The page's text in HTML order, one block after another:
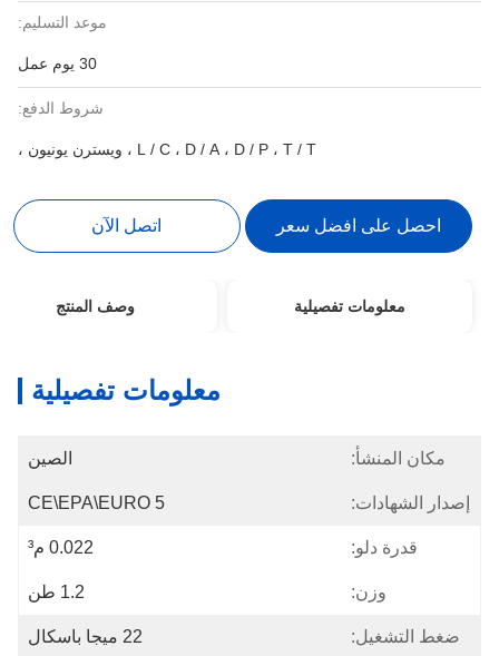
موعد التسليم:
30 يوم عمل
شروط الدفع:
L / C ، D / A ، D / P ، T / T ، ويسترن يونيون ،
احصل على افضل سعر اتصل الآن
معلومات تفصيلية وصف المنتج
معلومات تفصيلية
مكان المنشأ: الصين
إصدار الشهادات: CE\EPA\EURO 5
قدرة دلو: 0.022 م³
وزن: 1.2 طن
ضغط التشغيل: 22 ميجا باسكال